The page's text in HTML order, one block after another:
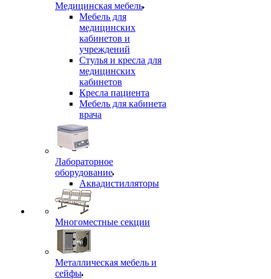
Медицинская мебель
Мебель для
медицинских
кабинетов и
учреждений
Стулья и кресла для
медицинских
кабинетов
Кресла пациента
Мебель для кабинета
врача
Лабораторное
оборудование
Аквадистилляторы
Многоместные секции
Металлическая мебель и
сейфы